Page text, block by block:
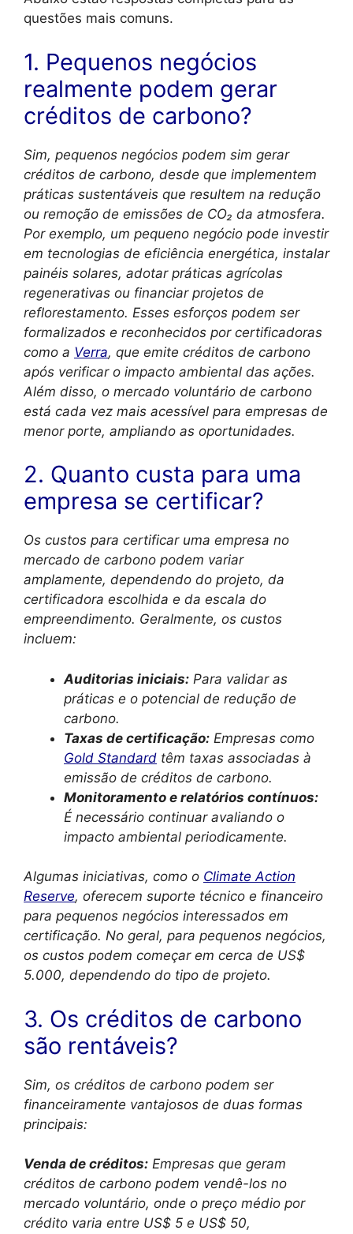
questões mais comuns.
1. Pequenos negócios
realmente podem gerar
créditos de carbono?
Sim, pequenos negócios podem sim gerar
créditos de carbono, desde que implementem
práticas sustentáveis que resultem na redução
ou remoção de emissões de CO₂ da atmosfera.
Por exemplo, um pequeno negócio pode investir
em tecnologias de eficiência energética, instalar
painéis solares, adotar práticas agrícolas
regenerativas ou financiar projetos de
reflorestamento. Esses esforços podem ser
formalizados e reconhecidos por certificadoras
como a Verra, que emite créditos de carbono
após verificar o impacto ambiental das ações.
Além disso, o mercado voluntário de carbono
está cada vez mais acessível para empresas de
menor porte, ampliando as oportunidades.
2. Quanto custa para uma
empresa se certificar?
Os custos para certificar uma empresa no
mercado de carbono podem variar
amplamente, dependendo do projeto, da
certificadora escolhida e da escala do
empreendimento. Geralmente, os custos
incluem:
Auditorias iniciais: Para validar as
práticas e o potencial de redução de
carbono.
Taxas de certificação: Empresas como
Gold Standard têm taxas associadas à
emissão de créditos de carbono.
Monitoramento e relatórios contínuos:
É necessário continuar avaliando o
impacto ambiental periodicamente.
Algumas iniciativas, como o Climate Action
Reserve, oferecem suporte técnico e financeiro
para pequenos negócios interessados em
certificação. No geral, para pequenos negócios,
os custos podem começar em cerca de US$
5.000, dependendo do tipo de projeto.
3. Os créditos de carbono
são rentáveis?
Sim, os créditos de carbono podem ser
financeiramente vantajosos de duas formas
principais:
Venda de créditos: Empresas que geram
créditos de carbono podem vendê-los no
mercado voluntário, onde o preço médio por
crédito varia entre US$ 5 e US$ 50,